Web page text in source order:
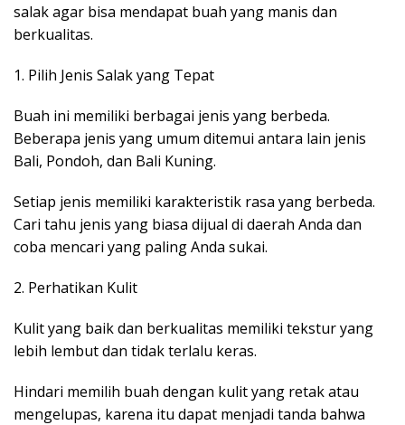
salak agar bisa mendapat buah yang manis dan
berkualitas.
1. Pilih Jenis Salak yang Tepat
Buah ini memiliki berbagai jenis yang berbeda.
Beberapa jenis yang umum ditemui antara lain jenis
Bali, Pondoh, dan Bali Kuning.
Setiap jenis memiliki karakteristik rasa yang berbeda.
Cari tahu jenis yang biasa dijual di daerah Anda dan
coba mencari yang paling Anda sukai.
2. Perhatikan Kulit
Kulit yang baik dan berkualitas memiliki tekstur yang
lebih lembut dan tidak terlalu keras.
Hindari memilih buah dengan kulit yang retak atau
mengelupas, karena itu dapat menjadi tanda bahwa